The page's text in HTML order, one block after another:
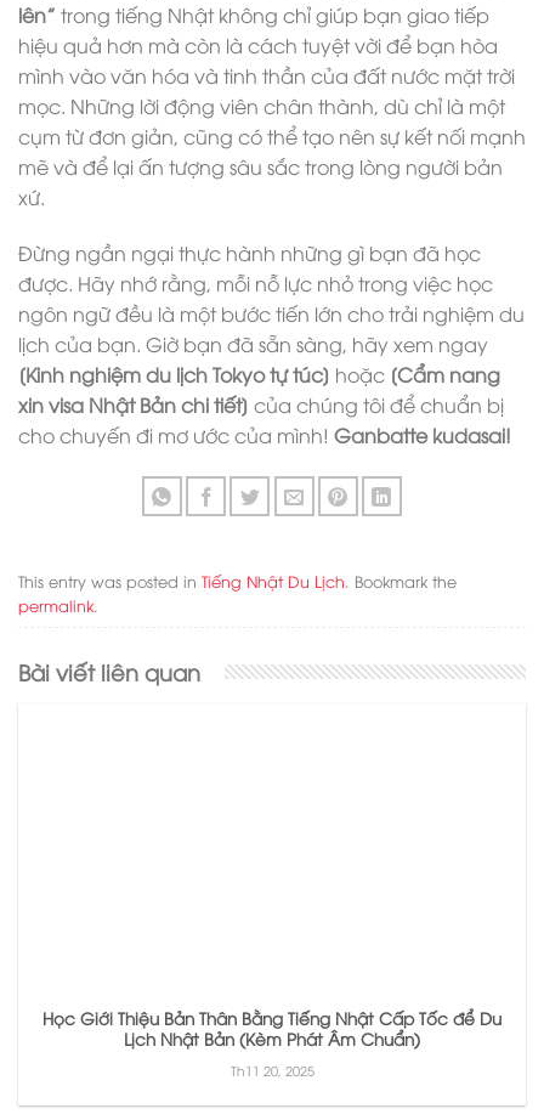
lên” trong tiếng Nhật không chỉ giúp bạn giao tiếp
hiệu quả hơn mà còn là cách tuyệt vời để bạn hòa
mình vào văn hóa và tinh thần của đất nước mặt trời
mọc. Những lời động viên chân thành, dù chỉ là một
cụm từ đơn giản, cũng có thể tạo nên sự kết nối mạnh
mẽ và để lại ấn tượng sâu sắc trong lòng người bản
xứ.
Đừng ngần ngại thực hành những gì bạn đã học
được. Hãy nhớ rằng, mỗi nỗ lực nhỏ trong việc học
ngôn ngữ đều là một bước tiến lớn cho trải nghiệm du
lịch của bạn. Giờ bạn đã sẵn sàng, hãy xem ngay
[Kinh nghiệm du lịch Tokyo tự túc] hoặc [Cẩm nang
xin visa Nhật Bản chi tiết] của chúng tôi để chuẩn bị
cho chuyến đi mơ ước của mình! Ganbatte kudasai!
This entry was posted in Tiếng Nhật Du Lịch. Bookmark the
permalink.
Bài viết liên quan
Học Giới Thiệu Bản Thân Bằng Tiếng Nhật Cấp Tốc để Du
Lịch Nhật Bản (Kèm Phát Âm Chuẩn)
Th11 20, 2025